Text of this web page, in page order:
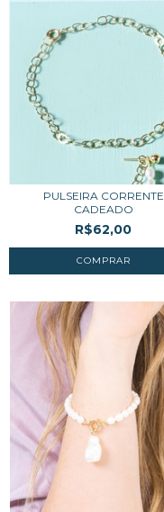
PULSEIRA CORRENTE
CADEADO
R$62,00